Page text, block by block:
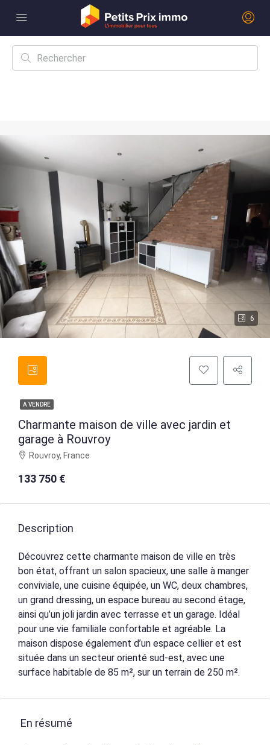
6
A VENDRE
Charmante maison de ville avec jardin et
garage à Rouvroy
Rouvroy, France
133 750 €
Description
Découvrez cette charmante maison de ville en très
bon état, offrant un salon spacieux, une salle à manger
conviviale, une cuisine équipée, un WC, deux chambres,
un grand dressing, un espace bureau au second étage,
ainsi qu’un joli jardin avec terrasse et un garage. Idéal
pour une vie familiale confortable et agréable. La
maison dispose également d’un espace cellier et est
située dans un secteur orienté sud-est, avec une
surface habitable de 85 m², sur un terrain de 250 m².
En résumé